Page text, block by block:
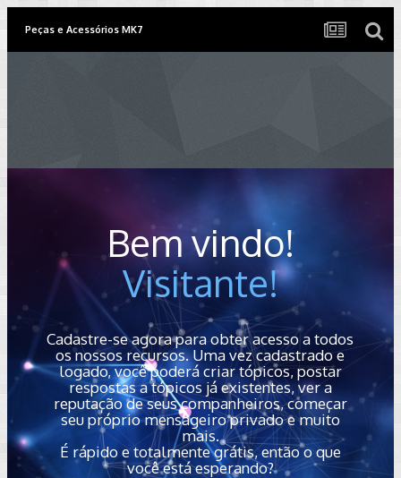
Peças e Acessórios MK7
Bem vindo!
Visitante!
Cadastre-se agora para obter acesso a todos
os nossos recursos. Uma vez cadastrado e
logado, você poderá criar tópicos, postar
respostas a tópicos já existentes, ver a
reputação de seus companheiros, começar
seu próprio mensageiro privado e muito
mais.
É rápido e totalmente grátis, então o que
você está esperando?